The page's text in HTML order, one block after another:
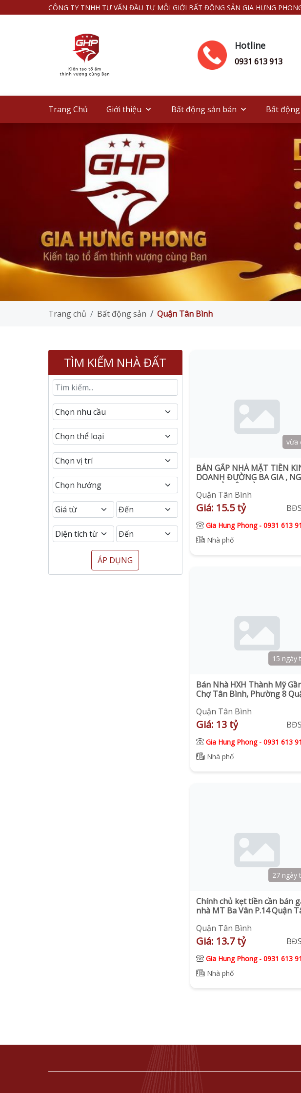
CÔNG TY TNHH TƯ VẤN ĐẦU TƯ MÔI GIỚI BẤT ĐỘNG SẢN GIA HƯNG
Hotline
0931 613 913
Trang Chủ Giới thiệu Bất động sản bán Bất
Trang chủ Bất động sản Quận Tân Bình
vừa
BÁN GẤP NHÀ MẶT TIỀN
DOANH ĐƯỜNG BA GIA ,
CHỢ VẢI TÂN BÌNH
Quận Tân Bình
Giá: 15.5 tỷ
Gia Hung Phong- 0931 613
Nhà phố
15 ngày
Bán Nhà HXH Thành Mỹ
Chợ Tân Bình, Phường 8
Quận Tân Bình
Giá: 13 tỷ
Gia Hung Phong- 0931 613
Nhà phố
27 ngày
Chính chủ kẹt tiền cần bán
nhà MT Ba Vân P.14 Quận
Quận Tân Bình
Giá: 13.7 tỷ
Gia Hung Phong- 0931 613
Nhà phố
TÌM KIẾM NHÀ ĐẤT
ÁP DỤNG